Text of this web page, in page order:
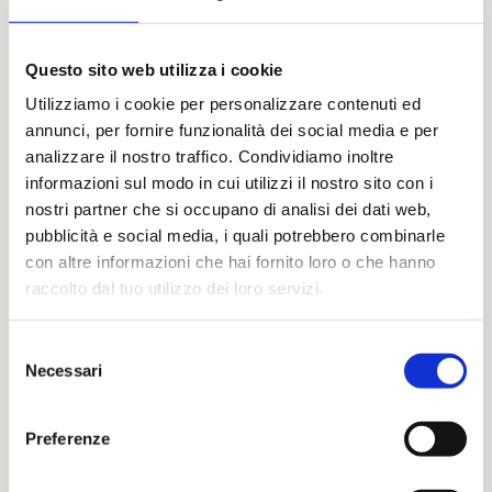
Questo sito web utilizza i cookie
Utilizziamo i cookie per personalizzare contenuti ed
annunci, per fornire funzionalità dei social media e per
analizzare il nostro traffico. Condividiamo inoltre
informazioni sul modo in cui utilizzi il nostro sito con i
nostri partner che si occupano di analisi dei dati web,
pubblicità e social media, i quali potrebbero combinarle
con altre informazioni che hai fornito loro o che hanno
raccolto dal tuo utilizzo dei loro servizi.
delNecessari
Preferenze
nella regione della Gironda, diventando poi uno
contribuisce alla creazione di alcuni tra i vini più
prestigiosi e rinomati al mondo. La sua
diffusione in Europa e nel mondo ha seguito le
rotte del commercio e della passione enologica,
trovando terreni e climi in cui esprimere al
meglio le sue caratteristiche.
Nel contesto italiano, il Merlot ha trovato una
seconda casa nel Friuli Venezia Giulia, una
regione nota per la sua eccellenza vitivinicola,
dove il microclima e il terreno si sono rivelati
questo vitigno. Qui, il Merlot è stato introdotto